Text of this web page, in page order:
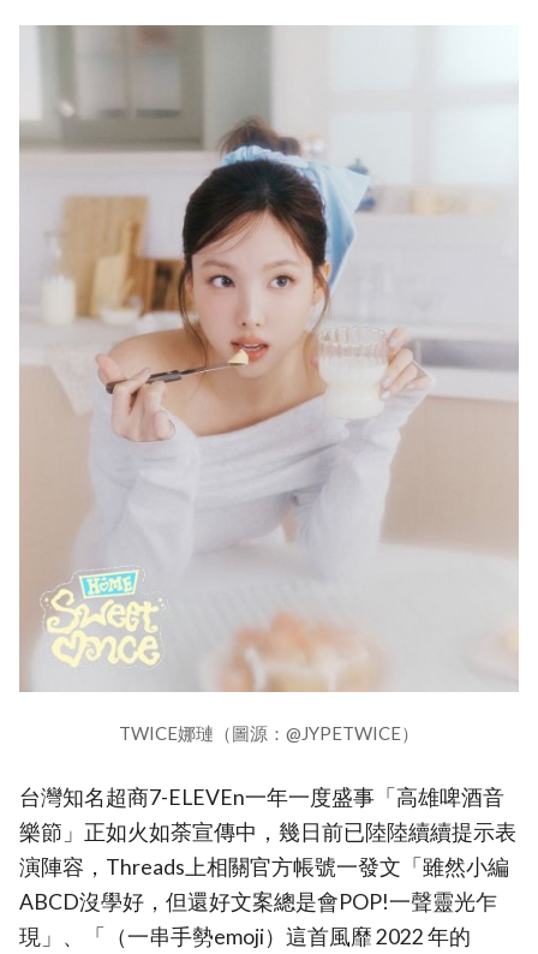
TWICE娜璉（圖源：@JYPETWICE）
台灣知名超商7-ELEVEn一年一度盛事「高雄啤酒音
樂節」正如火如荼宣傳中，幾日前已陸陸續續提示表
演陣容，Threads上相關官方帳號一發文「雖然小編
ABCD沒學好，但還好文案總是會POP!一聲靈光乍
現」、「（一串手勢emoji）這首風靡 2022 年的